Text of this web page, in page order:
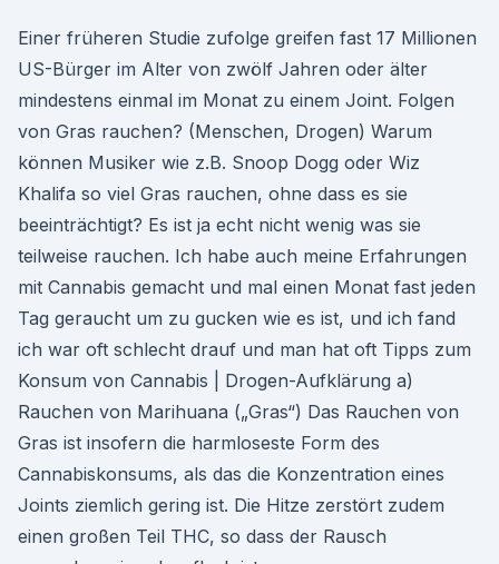
Einer früheren Studie zufolge greifen fast 17 Millionen
US-Bürger im Alter von zwölf Jahren oder älter
mindestens einmal im Monat zu einem Joint. Folgen
von Gras rauchen? (Menschen, Drogen) Warum
können Musiker wie z.B. Snoop Dogg oder Wiz
Khalifa so viel Gras rauchen, ohne dass es sie
beeinträchtigt? Es ist ja echt nicht wenig was sie
teilweise rauchen. Ich habe auch meine Erfahrungen
mit Cannabis gemacht und mal einen Monat fast jeden
Tag geraucht um zu gucken wie es ist, und ich fand
ich war oft schlecht drauf und man hat oft Tipps zum
Konsum von Cannabis | Drogen-Aufklärung a)
Rauchen von Marihuana („Gras“) Das Rauchen von
Gras ist insofern die harmloseste Form des
Cannabiskonsums, als das die Konzentration eines
Joints ziemlich gering ist. Die Hitze zerstört zudem
einen großen Teil THC, so dass der Rausch